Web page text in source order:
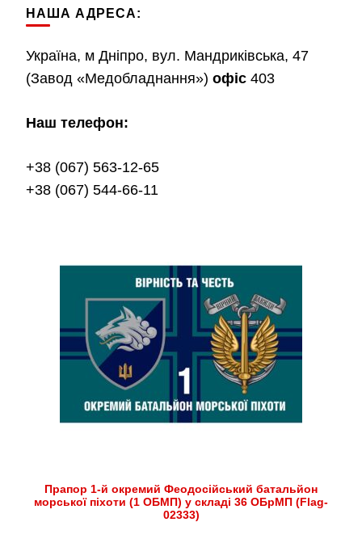
НАША АДРЕСА:
Україна, м Дніпро, вул. Мандриківська, 47
(Завод «Медобладнання») офіс 403
Наш телефон:
+38 (067) 563-12-65
+38 (067) 544-66-11
Прапор 1-й окремий Феодосійський батальйон
морської піхоти (1 ОБМП) у складі 36 ОБрМП (Flag-
02333)